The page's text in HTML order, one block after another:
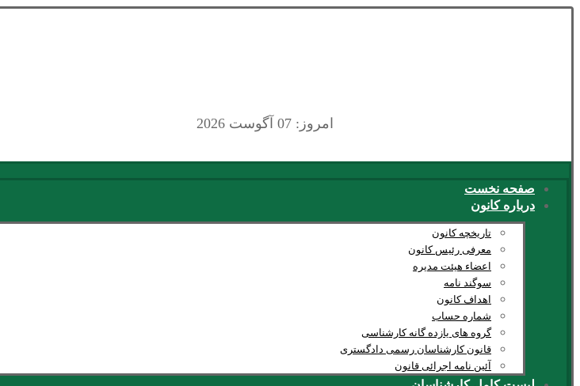
امروز: 07 آگوست 2026
صفحه نخست
درباره کانون
تاریخچه کانون
معرفی رئیس کانون
اعضاء هیئت مدیره
سوگند نامه
اهداف کانون
شماره حساب
گروه های یازده گانه کارشناسی
قانون کارشناسان رسمی دادگستری
آئین نامه اجرائی قانون